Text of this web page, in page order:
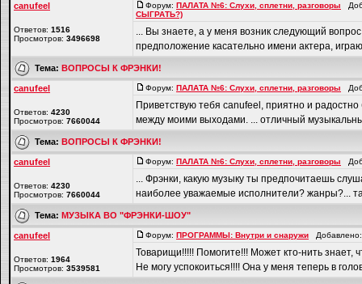
canufeel
Ответов: 1516
Просмотров: 3496698
Форум: ПАЛАТА №6: Слухи, сплетни, разговоры
СЫГРАТЬ?)
... Вы знаете, а у меня возник следующий
предположение касательно имени актера,
Тема: ВОПРОСЫ К ФРЭНКИ!
canufeel
Ответов: 4230
Просмотров: 7660044
Форум: ПАЛАТА №6: Слухи, сплетни, разговоры
Приветствую тебя canufeel, приятно и
между моими выходами. ... отличный
Тема: ВОПРОСЫ К ФРЭНКИ!
canufeel
Ответов: 4230
Просмотров: 7660044
Форум: ПАЛАТА №6: Слухи, сплетни, разговоры
... Фрэнки, какую музыку ты предпочитаешь
наиболее уважаемые исполнители? жанры?...
Тема: МУЗЫКА ВО "ФРЭНКИ-ШОУ"
canufeel
Ответов: 1964
Просмотров: 3539581
Форум: ПРОГРАММЫ: Внутри и снаружи
Товарищи!!!!! Помогите!!! Может кто-нить знает,
Не могу успокоиться!!!! Она у меня теперь в